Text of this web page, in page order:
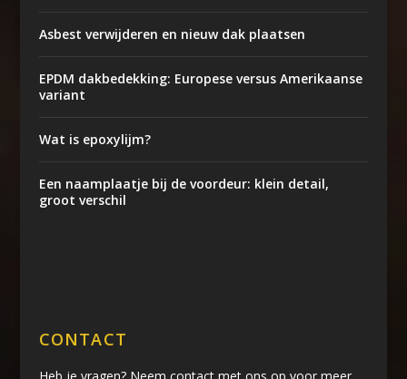
Asbest verwijderen en nieuw dak plaatsen
EPDM dakbedekking: Europese versus Amerikaanse
variant
Wat is epoxylijm?
Een naamplaatje bij de voordeur: klein detail,
groot verschil
CONTACT